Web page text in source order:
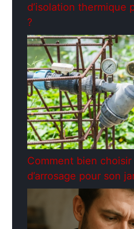
d’isolation thermique
?
Comment bien
d’arrosage pour son